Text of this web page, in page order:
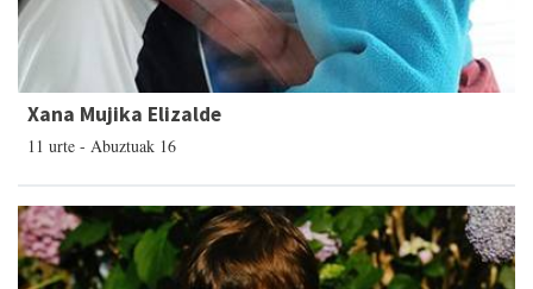
Xana Mujika Elizalde
11 urte - Abuztuak 16